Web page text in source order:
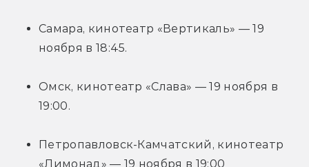
Самара, кинотеатр «Вертикаль» — 19
ноября в 18:45.
Омск, кинотеатр «Слава» — 19 ноября в
19:00.
Петропавловск-Камчатский, кинотеатр
«Лимонад» — 19 ноября в 19:00